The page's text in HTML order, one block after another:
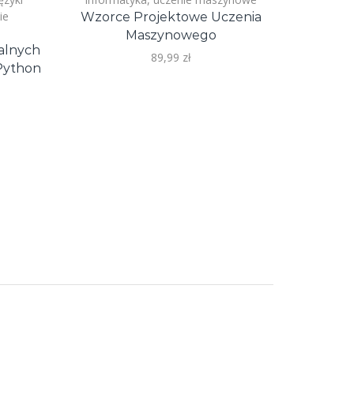
Wzorce Projektowe Uczenia
Maszynowego
89,99 zł